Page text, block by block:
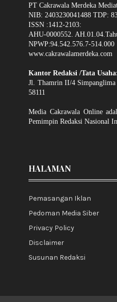
PT Cakrawala Merdeka
NIB: 2403230041488 TDP:
ISSN :1412-2103:
AHU-0000552.
NPWP:94.542.576.7-514.000
www.cakrawalamerdeka.com
Kantor Redaksi /Tata
Jl. Thamrin II/4 Simpanglima
58111
Media Cakrawala Online
Pemimpin Redaksi Nasional
HALAMAN
Pemasangan Iklan
Pedoman Media Siber
Privacy Policy
Disclaimer
Susunan Redaksi